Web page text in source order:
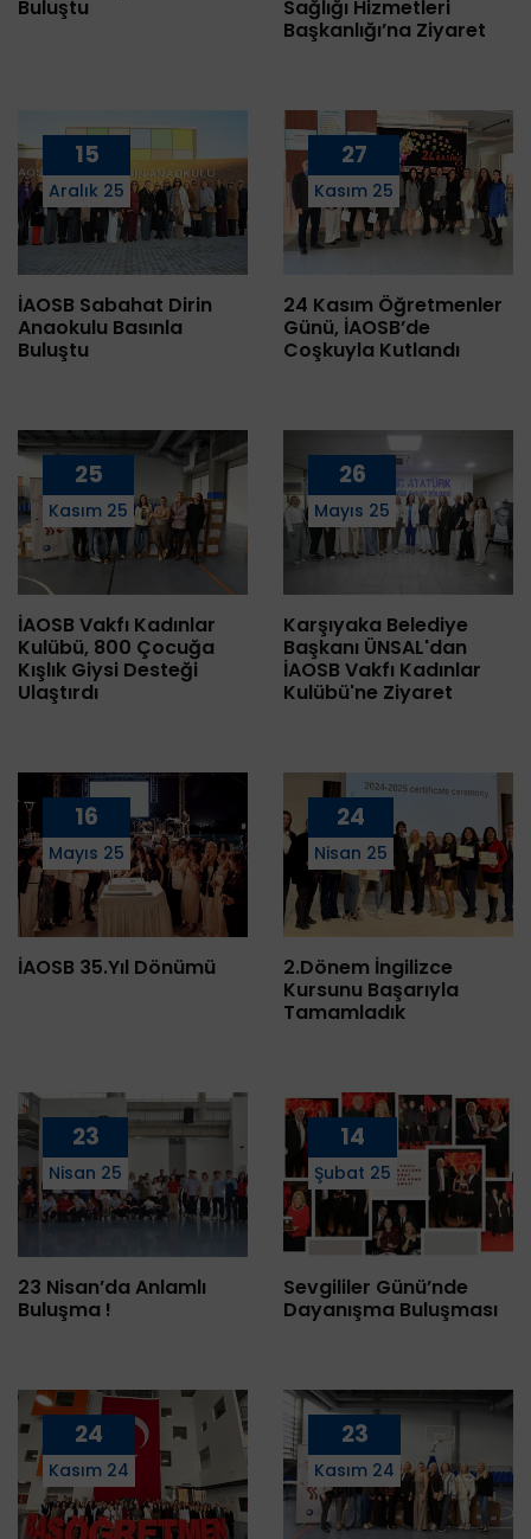
Buluştu
Sağlığı Hizmetleri
Başkanlığı’na Ziyaret
15
Aralık 25
İAOSB Sabahat Dirin
Anaokulu Basınla
Buluştu
27
Kasım 25
24 Kasım Öğretmenler
Günü, İAOSB’de
Coşkuyla Kutlandı
25
Kasım 25
İAOSB Vakfı Kadınlar
Kulübü, 800 Çocuğa
Kışlık Giysi Desteği
Ulaştırdı
26
Mayıs 25
Karşıyaka Belediye
Başkanı ÜNSAL'dan
İAOSB Vakfı Kadınlar
Kulübü'ne Ziyaret
16
Mayıs 25
İAOSB 35.Yıl Dönümü
24
Nisan 25
2.Dönem İngilizce
Kursunu Başarıyla
Tamamladık
23
Nisan 25
23 Nisan’da Anlamlı
Buluşma !
14
Şubat 25
Sevgililer Günü’nde
Dayanışma Buluşması
24
Kasım 24
23
Kasım 24